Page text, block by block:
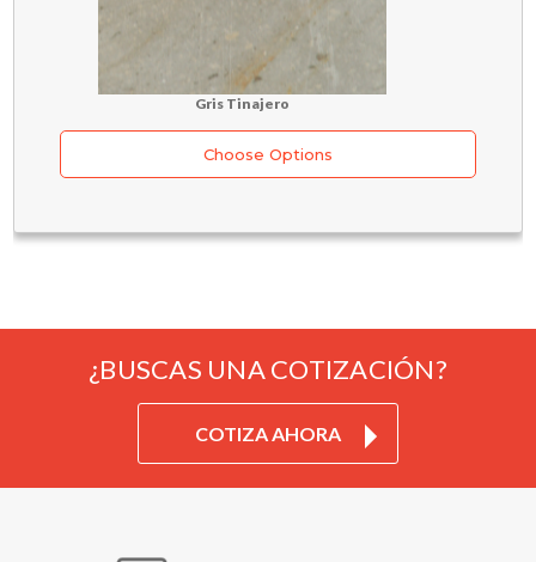
Gris Tinajero
Choose Options
¿BUSCAS UNA COTIZACIÓN?
COTIZA AHORA